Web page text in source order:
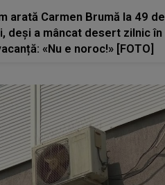
arată Carmen Brumă la 49 de
deși a mâncat desert zilnic în
«Nu e noroc!» [FOTO]